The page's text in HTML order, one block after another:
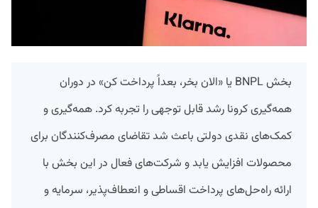
بخش BNPL یا «الان بخر، بعداً پرداخت کن» در دوران
همه‌گیری کرونا رشد قابل توجهی را تجربه کرد. همه‌گیری و
کمک‌های نقدی دولتی باعث شد تقاضای مصرف‌کنندگان برای
محصولات افزایش یابد و شرکت‌های فعال در این بخش با
ارائه راه‌حل‌های پرداخت اقساطی و انعطاف‌پذیر، سرمایه و